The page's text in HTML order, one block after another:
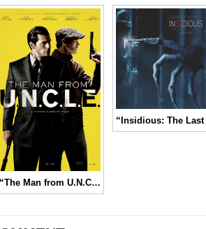
“The Man from U.N.C.L.E.” Aksi Agen Rahasia dalam Menyelamatkan Dunia dari Bom Nuklir │ Movie Review